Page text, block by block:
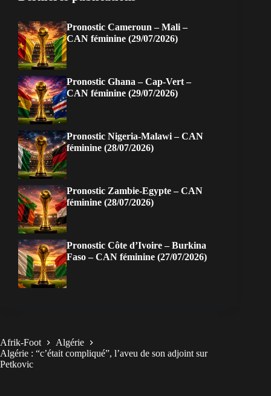
Pronostic Cameroun – Mali –
CAN féminine (29/07/2026)
Pronostic Ghana – Cap-Vert –
CAN féminine (29/07/2026)
Pronostic Nigeria-Malawi – CAN
féminine (28/07/2026)
Pronostic Zambie-Egypte – CAN
féminine (28/07/2026)
Pronostic Côte d’Ivoire – Burkina
Faso – CAN féminine (27/07/2026)
Afrik-Foot
Algérie
Algérie : “c’était compliqué”, l’aveu de son adjoint sur
Petkovic